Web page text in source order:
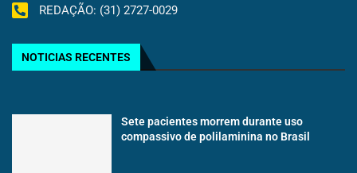
REDAÇÃO: (31) 2727-0029
NOTICIAS RECENTES
Sete pacientes morrem durante uso
compassivo de polilaminina no Brasil